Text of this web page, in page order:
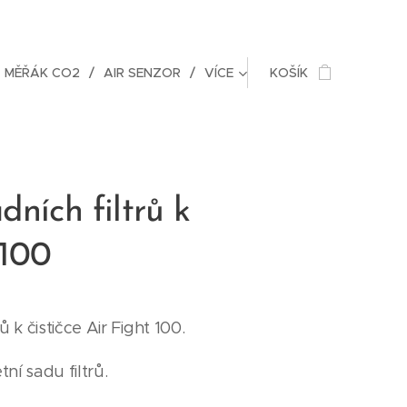
MĚŘÁK CO2 AIR SENZOR VÍCE KOŠÍK
filtrů k
k čističce Air Fight 100.
sadu filtrů.